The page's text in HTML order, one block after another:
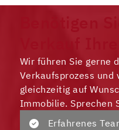
Wir führen Sie gerne
Verkaufsprozess
gleichzeitig auf
Immobilie. Sprechen
Erfahrenes